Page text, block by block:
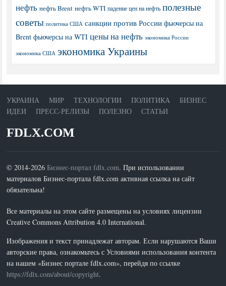
нефть нефть Brent нефть WTI падение цен на нефть полезные
советы политика США санкции против России фьючерсы на
Brent фьючерсы на WTI цены на нефть экономика России
экономика США экономика Украины
УКРАИНА МИР ТЕХНОЛОГИИ ПОЛИТИКА
БИЗНЕС
ИДЕИ
ПРЕСС-РЕЛИЗЫ ПОЛЕЗНО СТАТЬИ
FDLX.COM
© 2014-2026Бизнес-портал fdlx.com. При использовании
материалов Бизнес-портала fdlx.com активная ссылка на сайт
обязательна!
Все материалы на этом сайте размещены на условиях лицензии
Creative Commons Attribution 4.0 International.
Изображения и текст принадлежат авторам. Если нарушаются Ваши
авторские права, ознакомьтесь с Условиями использования контента
на нашем «Бизнес портале fdlx.com», перейдя по ссылке
https://fdlx.com/about/copyright.